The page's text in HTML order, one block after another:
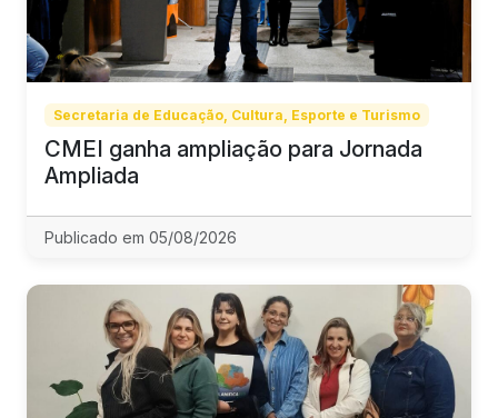
Secretaria de Educação, Cultura, Esporte e Turismo
CMEI ganha ampliação para Jornada
Ampliada
Publicado em 05/08/2026